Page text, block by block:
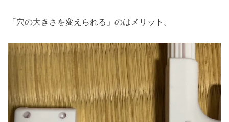
「穴の大きさを変えられる」のはメリット。